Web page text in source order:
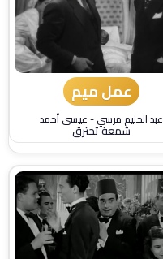
عمل ميم
عبد الحليم مرسي-عيسى أحمد
شمعة تحترق